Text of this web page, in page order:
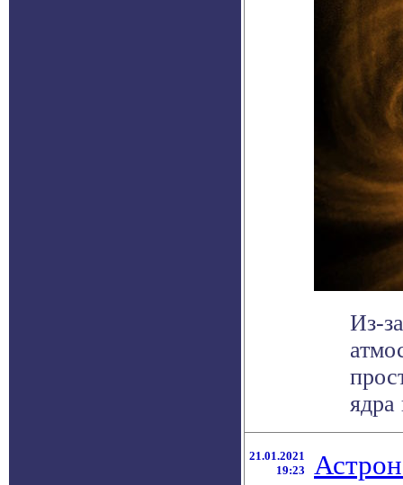
Из-
ядра
21.01.2021
19:23